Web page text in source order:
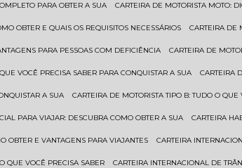
PARA OBTER A SUA CARTEIRA DE MOTORISTA MOTO:
OBTER E QUAIS OS REQUISITOS NECESSÁRIOS CARTEIRA
PARA PESSOAS COM DEFICIÊNCIA CARTEIRA DE
VOCÊ PRECISA SABER PARA CONQUISTAR A SUA
A SUA CARTEIRA DE MOTORISTA TIPO B: TUDO O
PARA VIAJAR: DESCUBRA COMO OBTER A SUA CARTEIRA
OBTER E VANTAGENS PARA VIAJANTES CARTEIRA
QUE VOCÊ PRECISA SABER CARTEIRA INTERNACIONAL DE